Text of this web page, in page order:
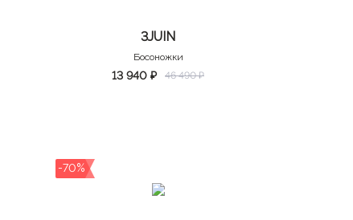
3JUIN
Босоножки
13 940 ₽ 46 490 ₽
-70%